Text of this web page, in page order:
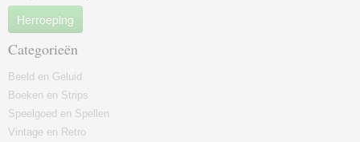
Herroeping
Categorieën
Beeld en Geluid
Boeken en Strips
Speelgoed en Spellen
Vintage en Retro